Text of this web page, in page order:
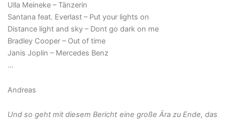
Ulla Meineke – Tänzerin
Santana feat. Everlast – Put your lights on
Distance light and sky – Dont go dark on me
Bradley Cooper – Out of time
Janis Joplin – Mercedes Benz
…
Andreas
Und so geht mit diesem Bericht eine große Ära zu Ende, das